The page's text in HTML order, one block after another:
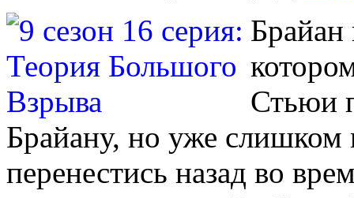
Брайан
Стьюи
Брайану, но уже
перенестись назад во